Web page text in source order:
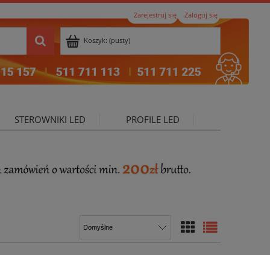
Zarejestruj się Zaloguj się
Koszyk: (pusty)
STEROWNIKI LED PROFILE LED